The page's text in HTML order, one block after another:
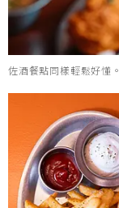
佐酒餐點同樣輕鬆好懂。